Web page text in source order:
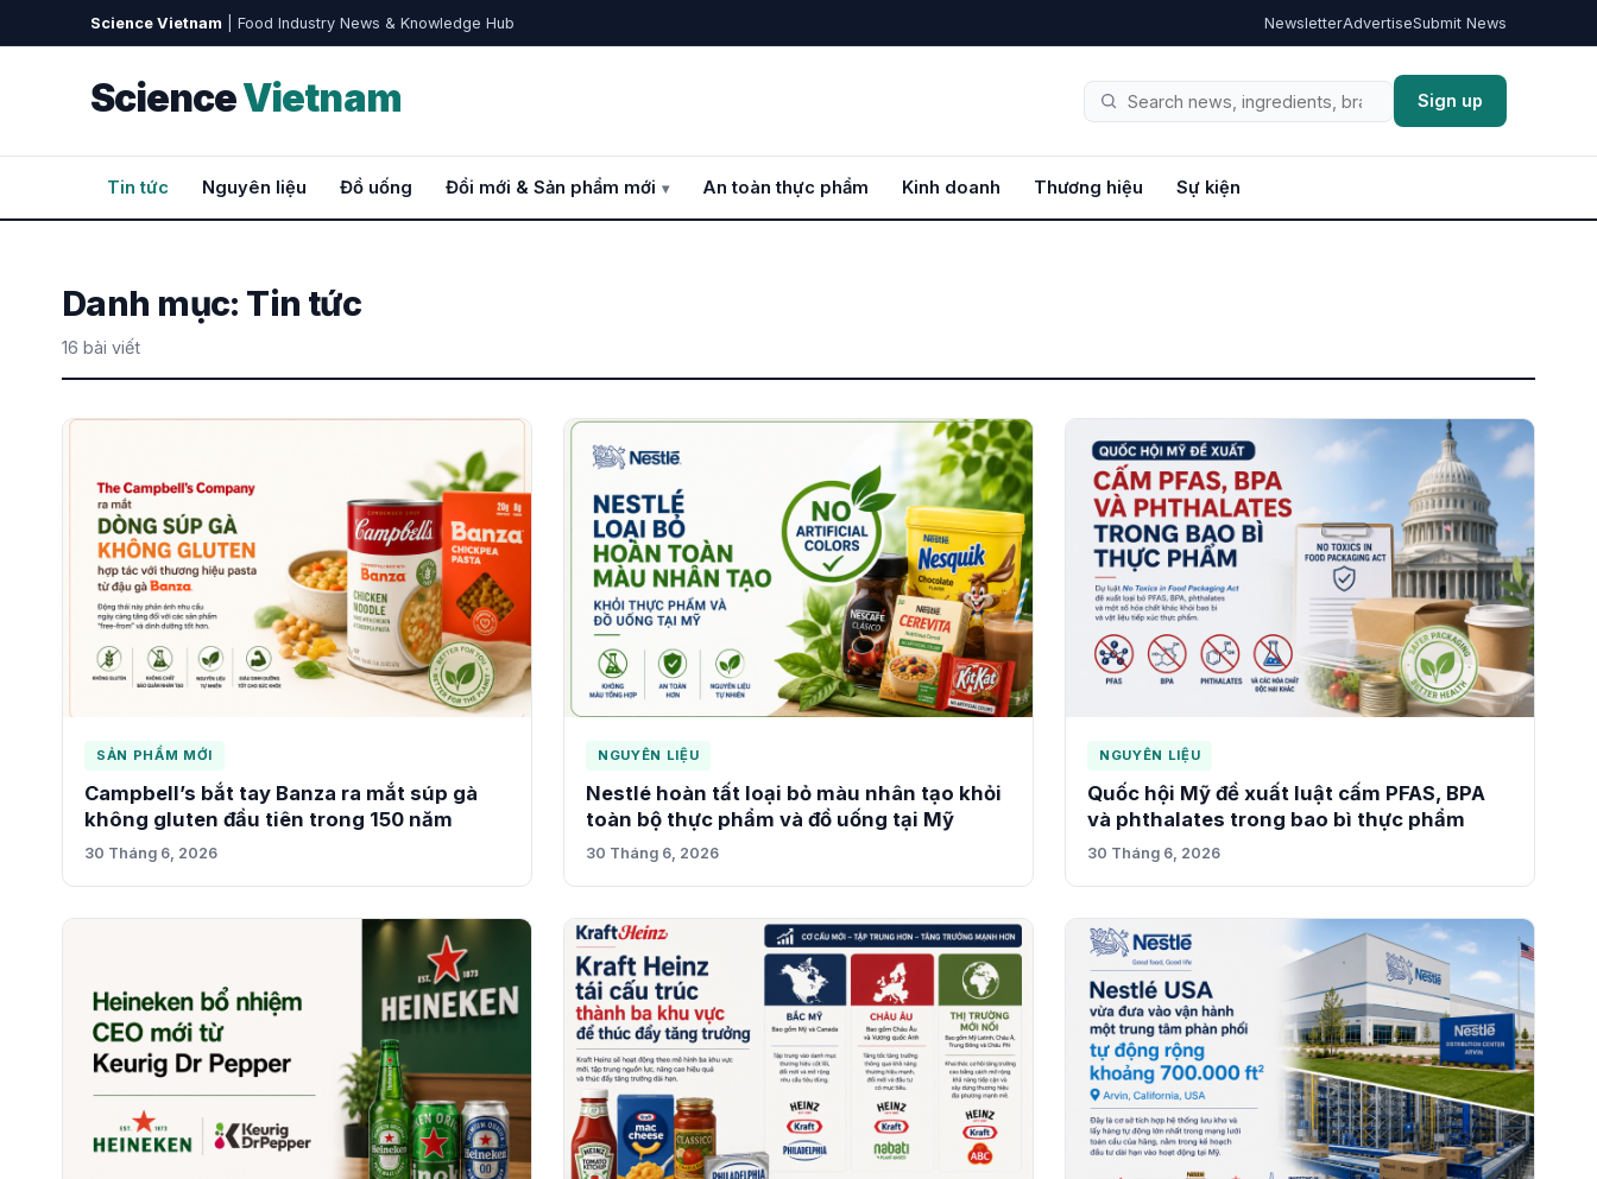
Science Vietnam | Food Industry News & Knowledge Hub NewsletterAdvertiseSubmit News
ScienceVietnam
Tìm
Sign up
Tin tức Nguyên liệu Đồ uống Đổi mới & Sản phẩm mới An toàn thực phẩm Kinh doanh Thương hiệu Sự kiện
Danh mục: Tin tức
16 bài viết
SẢN PHẨM MỚI
Campbell’s bắt tay Banza ra mắt súp gà
không gluten đầu tiên trong 150 năm
30 Tháng 6, 2026
NGUYÊN LIỆU
Nestlé hoàn tất loại bỏ màu nhân tạo khỏi
toàn bộ thực phẩm và đồ uống tại Mỹ
30 Tháng 6, 2026
NGUYÊN LIỆU
Quốc hội Mỹ đề xuất luật cấm PFAS, BPA
và phthalates trong bao bì thực phẩm
30 Tháng 6, 2026